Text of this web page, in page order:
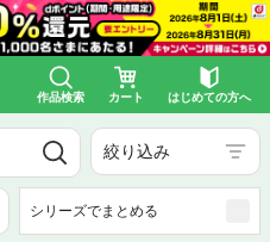
作品検索 カート はじめての方へ
絞り込み
シリーズでまとめる